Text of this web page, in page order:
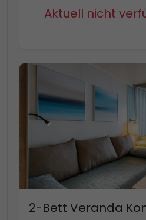
Aktuell nicht
2-Bett Veranda